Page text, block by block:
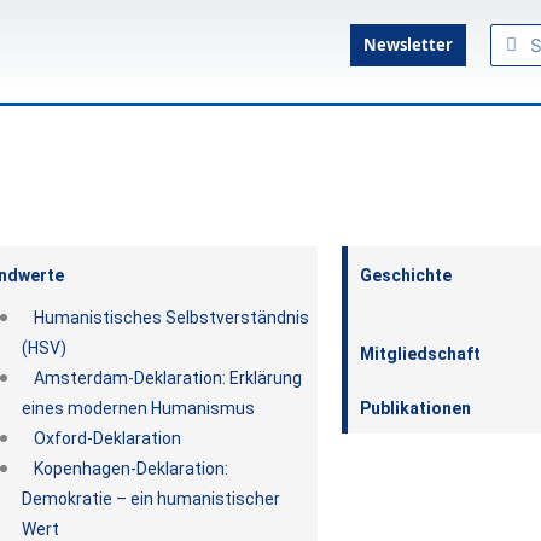
Newsletter
Humanistisches Selbstverständnis
(HSV)
Amsterdam-Deklaration: Erklärung
eines modernen Humanismus
Oxford-Deklaration
Kopenhagen-Deklaration:
Demokratie – ein humanistischer
Wert
Geschichte
Mitgliedschaft
Publikationen